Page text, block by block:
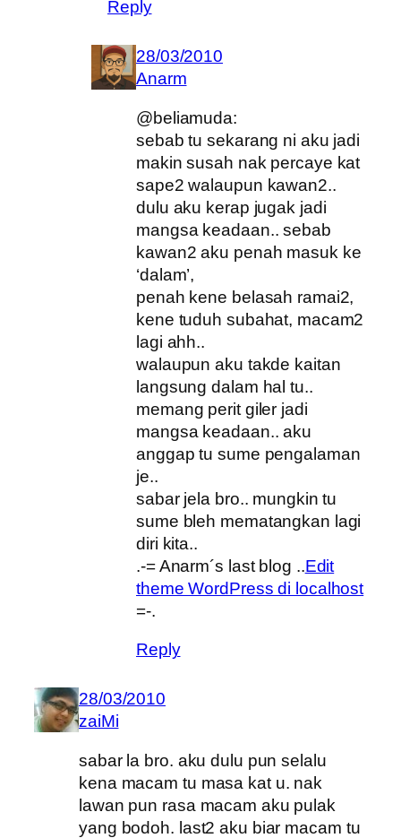
Reply
28/03/2010
Anarm
@beliamuda:
sebab tu sekarang ni aku jadi
makin susah nak percaye kat
sape2 walaupun kawan2..
dulu aku kerap jugak jadi
mangsa keadaan.. sebab
kawan2 aku penah masuk ke
‘dalam’,
penah kene belasah ramai2,
kene tuduh subahat, macam2
lagi ahh..
walaupun aku takde kaitan
langsung dalam hal tu..
memang perit giler jadi
mangsa keadaan.. aku
anggap tu sume pengalaman
je..
sabar jela bro.. mungkin tu
sume bleh mematangkan lagi
diri kita..
.-= Anarm´s last blog ..Edit
theme WordPress di localhost
=-.
Reply
28/03/2010
zaiMi
sabar la bro. aku dulu pun selalu
kena macam tu masa kat u. nak
lawan pun rasa macam aku pulak
yang bodoh. last2 aku biar macam tu